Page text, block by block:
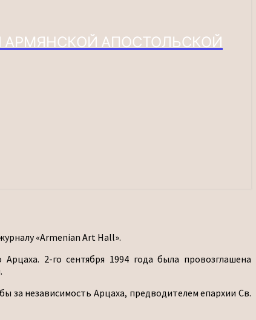
АРМЯНСКОЙ АПОСТОЛЬСКОЙ
«Armenian Art Hall».
2-го сентября 1994 года была провозглашена
за независимость Арцаха, предводителем епархии Св.